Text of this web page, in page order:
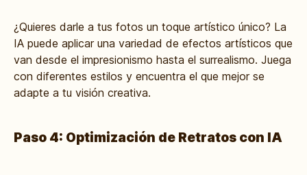
¿Quieres darle a tus fotos un toque artístico único? La
IA puede aplicar una variedad de efectos artísticos que
van desde el impresionismo hasta el surrealismo. Juega
con diferentes estilos y encuentra el que mejor se
adapte a tu visión creativa.
Paso 4: Optimización de Retratos con IA